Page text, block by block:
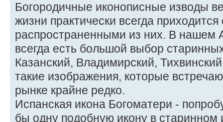
Богородичные иконописные изводы
жизни практически всегда
распространенными из них. В нашем
всегда есть большой выбор
Казанский, Владимирский,
такие изображения, которые
рынке крайне редко.
Испанская икона Богоматери -
бы одну подобную икону в старинном